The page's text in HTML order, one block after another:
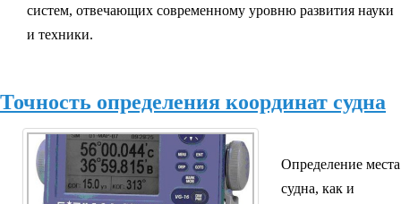
систем, отвечающих современному уровню развития науки
и техники.
Точность определения координат судна
Определение места
судна, как и